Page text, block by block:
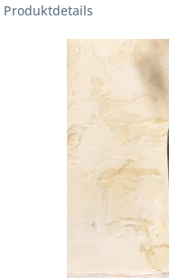
Produktdetails